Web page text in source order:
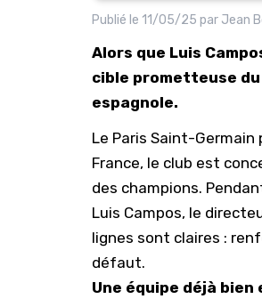
Publié le 11/05/25 par Jean
Alors que Luis
cible prometteuse
espagnole.
Le Paris Saint-Germain
France, le club est
des champions.
Luis Campos, le
lignes sont claires :
défaut.
Une équipe déjà bien